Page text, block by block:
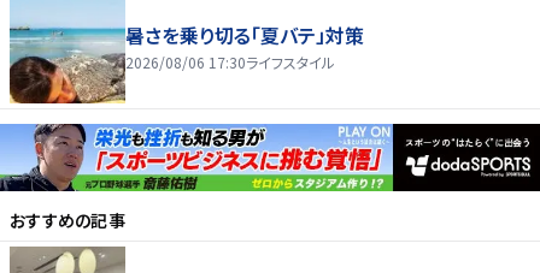
暑さを乗り切る「夏バテ」対策
2026/08/06 17:30ライフスタイル
おすすめの記事